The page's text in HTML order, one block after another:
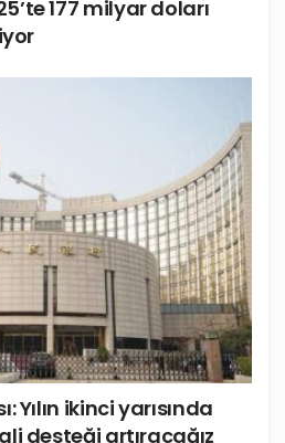
177 milyar doları
Yılın ikinci yarısında
desteği artıracağız